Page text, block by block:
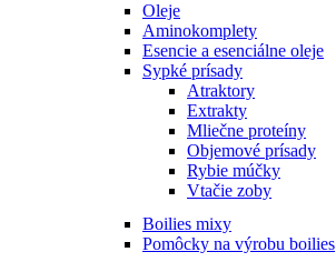
Oleje
Aminokomplety
Esencie a esenciálne oleje
Sypké prísady
Atraktory
Extrakty
Mliečne proteíny
Objemové prísady
Rybie múčky
Vtačie zoby
Boilies mixy
Pomôcky na výrobu boilies